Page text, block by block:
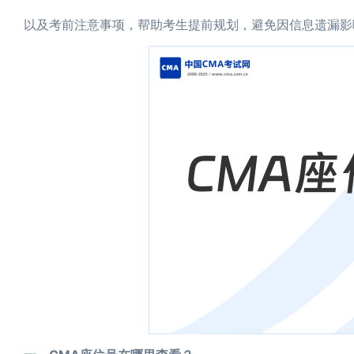
以及考前注意事项，帮助考生提前规划，避免因信息遗漏